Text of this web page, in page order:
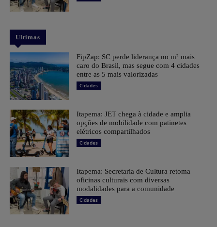
Ultimas
FipZap: SC perde liderança no m² mais
caro do Brasil, mas segue com 4 cidades
entre as 5 mais valorizadas
Cidades
Itapema: JET chega à cidade e amplia
opções de mobilidade com patinetes
elétricos compartilhados
Cidades
Itapema: Secretaria de Cultura retoma
oficinas culturais com diversas
modalidades para a comunidade
Cidades